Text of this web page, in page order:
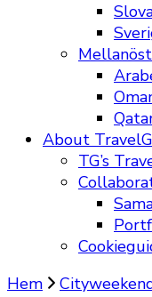
About
TG’s
Hem